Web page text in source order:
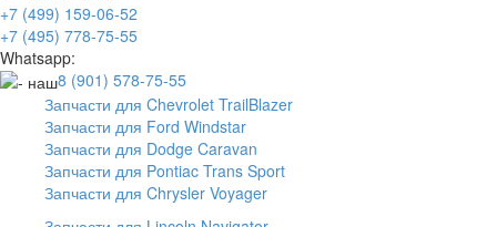
+7 (499) 159-06-52
+7 (495) 778-75-55
Whatsapp:
8 (901) 578-75-55
Запчасти для Chevrolet TrailBlazer
Запчасти для Ford Windstar
Запчасти для Dodge Caravan
Запчасти для Pontiac Trans Sport
Запчасти для Chrysler Voyager